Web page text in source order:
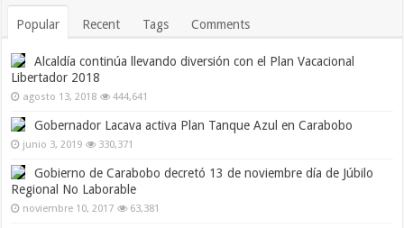
Popular Recent Tags Comments
Alcaldía continúa llevando diversión con el Plan Vacacional
Libertador 2018
agosto 13, 2018 444,641
Gobernador Lacava activa Plan Tanque Azul en Carabobo
junio 3, 2019 330,371
Gobierno de Carabobo decretó 13 de noviembre día de Júbilo
Regional No Laborable
noviembre 10, 2017 63,381